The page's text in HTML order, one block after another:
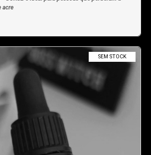
acre
SEM STOCK